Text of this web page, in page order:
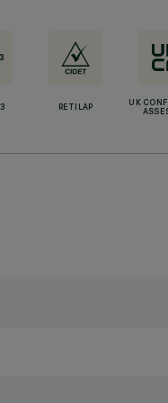
RETILAP
UK